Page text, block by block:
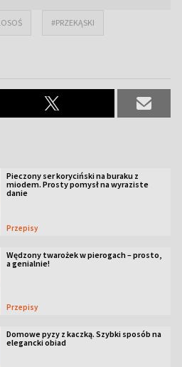
#PRZEKĄSKI
Pieczony ser koryciński na buraku z
miodem. Prosty pomysł na wyraziste
danie
Przepisy
Wędzony twarożek w pierogach – prosto,
a genialnie!
Przepisy
Domowe pyzy z kaczką. Szybki sposób na
elegancki obiad